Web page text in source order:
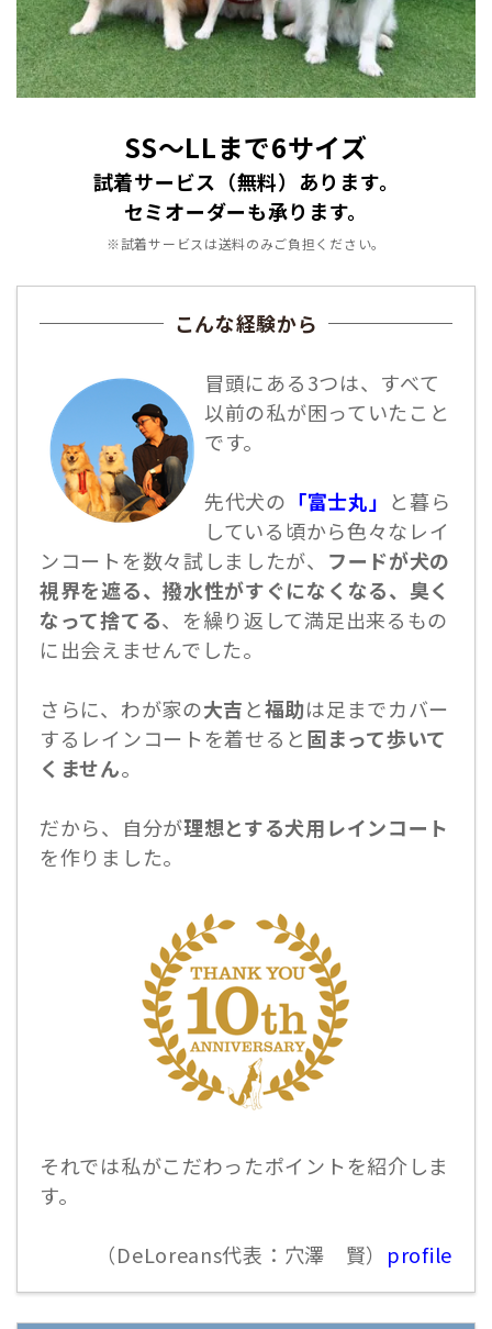
SS〜LLまで6サイズ
試着サービス（無料）あります。
セミオーダーも承ります。
※試着サービスは送料のみご負担ください。
こんな経験から
冒頭にある3つは、すべて
以前の私が困っていたこと
です。
先代犬の 「富士丸」 と暮ら
している頃から色々なレイ
ンコートを数々試しましたが、 フードが犬の
視界を遮る、撥水性がすぐになくなる、臭く
なって捨てる、を繰り返して満足出来るもの
に出会えませんでした。
さらに、わが家の大吉と福助は足までカバー
するレインコートを着せると固まって歩いて
くません。
だから、自分が理想とする犬用レインコート
を作りました。
それでは私がこだわったポイントを紹介しま
す。
（DeLoreans代表：穴澤 賢） profile